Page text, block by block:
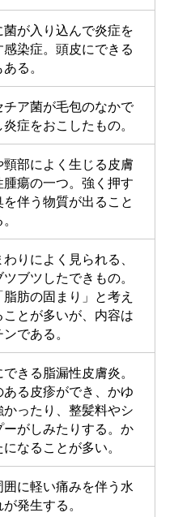
菌が入り込んで炎症を
感染症。頭皮にできる
る。
チア菌が毛包のなかで
症をおこしたもの。
頸部によく生じる皮膚
腫瘍の一つ。強く押す
を伴う物質が出ること
りによく見られる、
ブツしたできもの。
肪の固まり」と考え
ことが多いが、内容は
である。
きる脂漏性皮膚炎。
ある皮疹ができ、かゆ
かったり、整髪料やシ
ーがしみたりする。か
なることが多い。
囲に軽い痛みを伴う水
発生する。